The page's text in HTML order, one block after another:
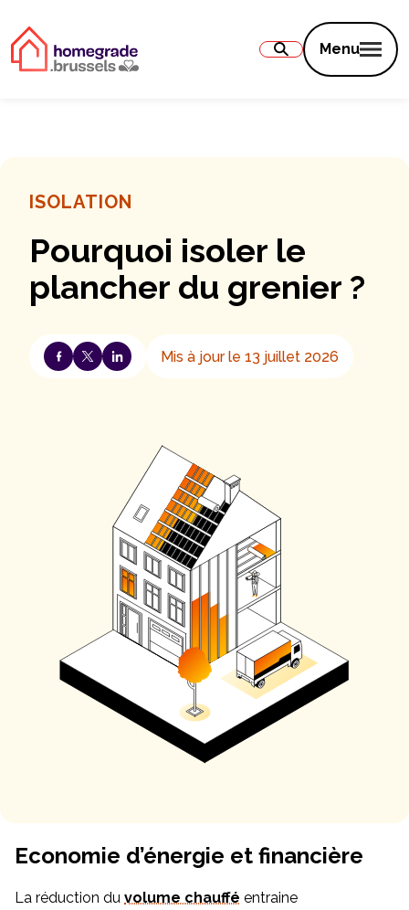
Menu
ISOLATION
Pourquoi isoler le
plancher du grenier ?
Mis à jour le 13 juillet 2026
Economie d’énergie et financière
La réduction du volume chauffé entraine